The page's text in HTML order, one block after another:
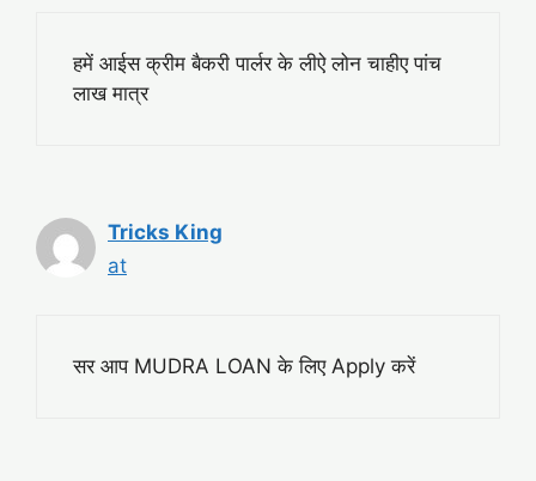
हमें आईस क्रीम बैकरी पार्लर के लीऐ लोन चाहीए पांच
लाख मात्र
Tricks King
at
सर आप MUDRA LOAN के लिए Apply करें